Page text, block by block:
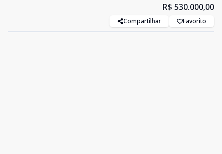
R$ 530.000,00
Compartilhar Favorito